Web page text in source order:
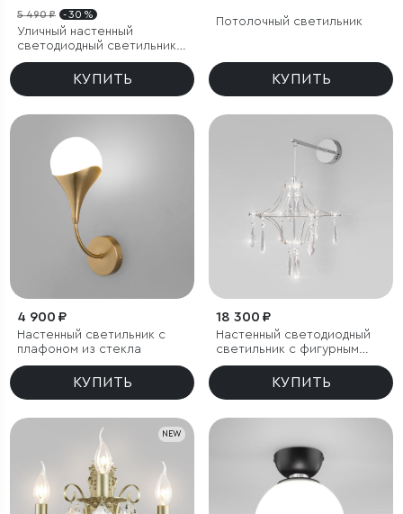
5 490 ₽ - 30 %
Уличный настенный
светодиодный светильник
Blaze LED IP65
КУПИТЬ
Потолочный светильник
КУПИТЬ
4 900 ₽
Настенный светильник с
плафоном из стекла
КУПИТЬ
18 300 ₽
Настенный светодиодный
светильник с фигурным
хрусталем
КУПИТЬ
NEW